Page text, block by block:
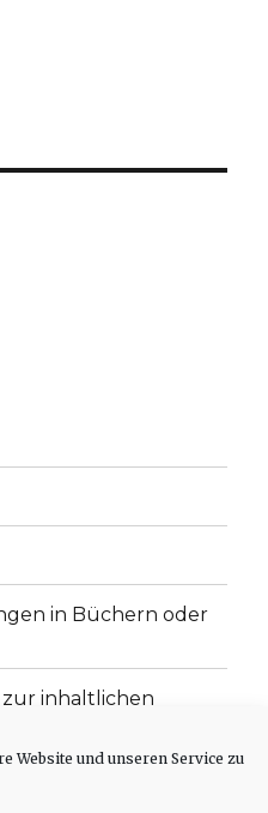
Website und unseren Service zu
in Büchern oder
inhaltlichen